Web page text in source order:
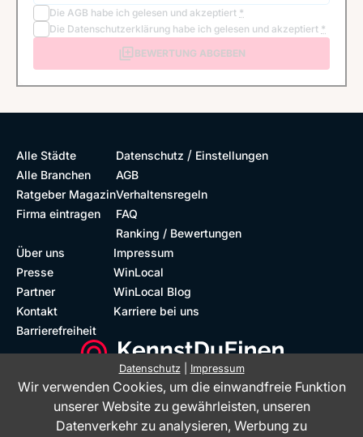
Die AGB habe ich gelesen und akzeptiert *
Die Datenschutzerklärung habe ich gelesen und akzeptiert *
BEWERTUNG ABGEBEN
Alle Städte
Alle Branchen
Ratgeber Magazin
Firma eintragen
Datenschutz / Einstellungen
AGB
Verhaltensregeln
FAQ
Ranking / Bewertungen
Über uns
Presse
Partner
Kontakt
Barrierefreiheit
Impressum
WinLocal
WinLocal Blog
Karriere bei uns
Datenschutz| Impressum
Wir verwenden Cookies, um die einwandfreie Funktion
unserer Website zu gewährleisten, unseren
Datenverkehr zu analysieren, Werbung zu